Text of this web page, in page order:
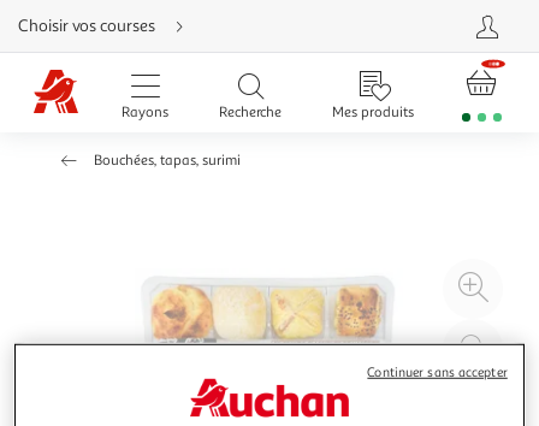
Aller
directement
au
contenu
Aller
directement
Aller
Choisir vos courses
Rayons Recherche Mes produits
Bouchées, tapas, surimi
à
Continuer sans accepter